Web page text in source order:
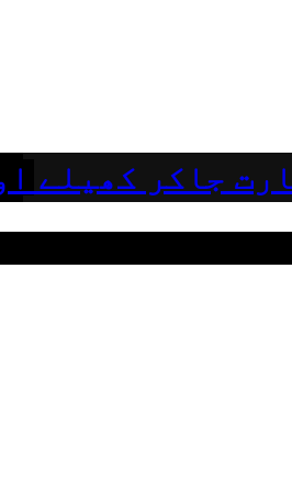
جاکر کھیلے